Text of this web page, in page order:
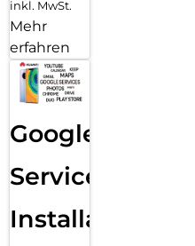
inkl. MwSt.
Mehr
erfahren
Google
Services
Installation